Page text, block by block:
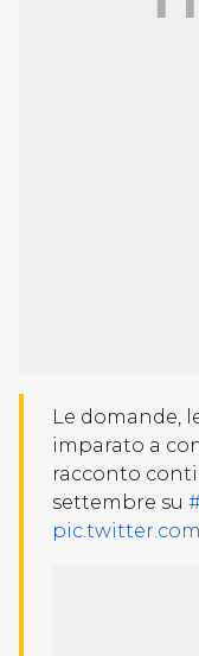
Le domande,
imparato a
racconto
settembre su